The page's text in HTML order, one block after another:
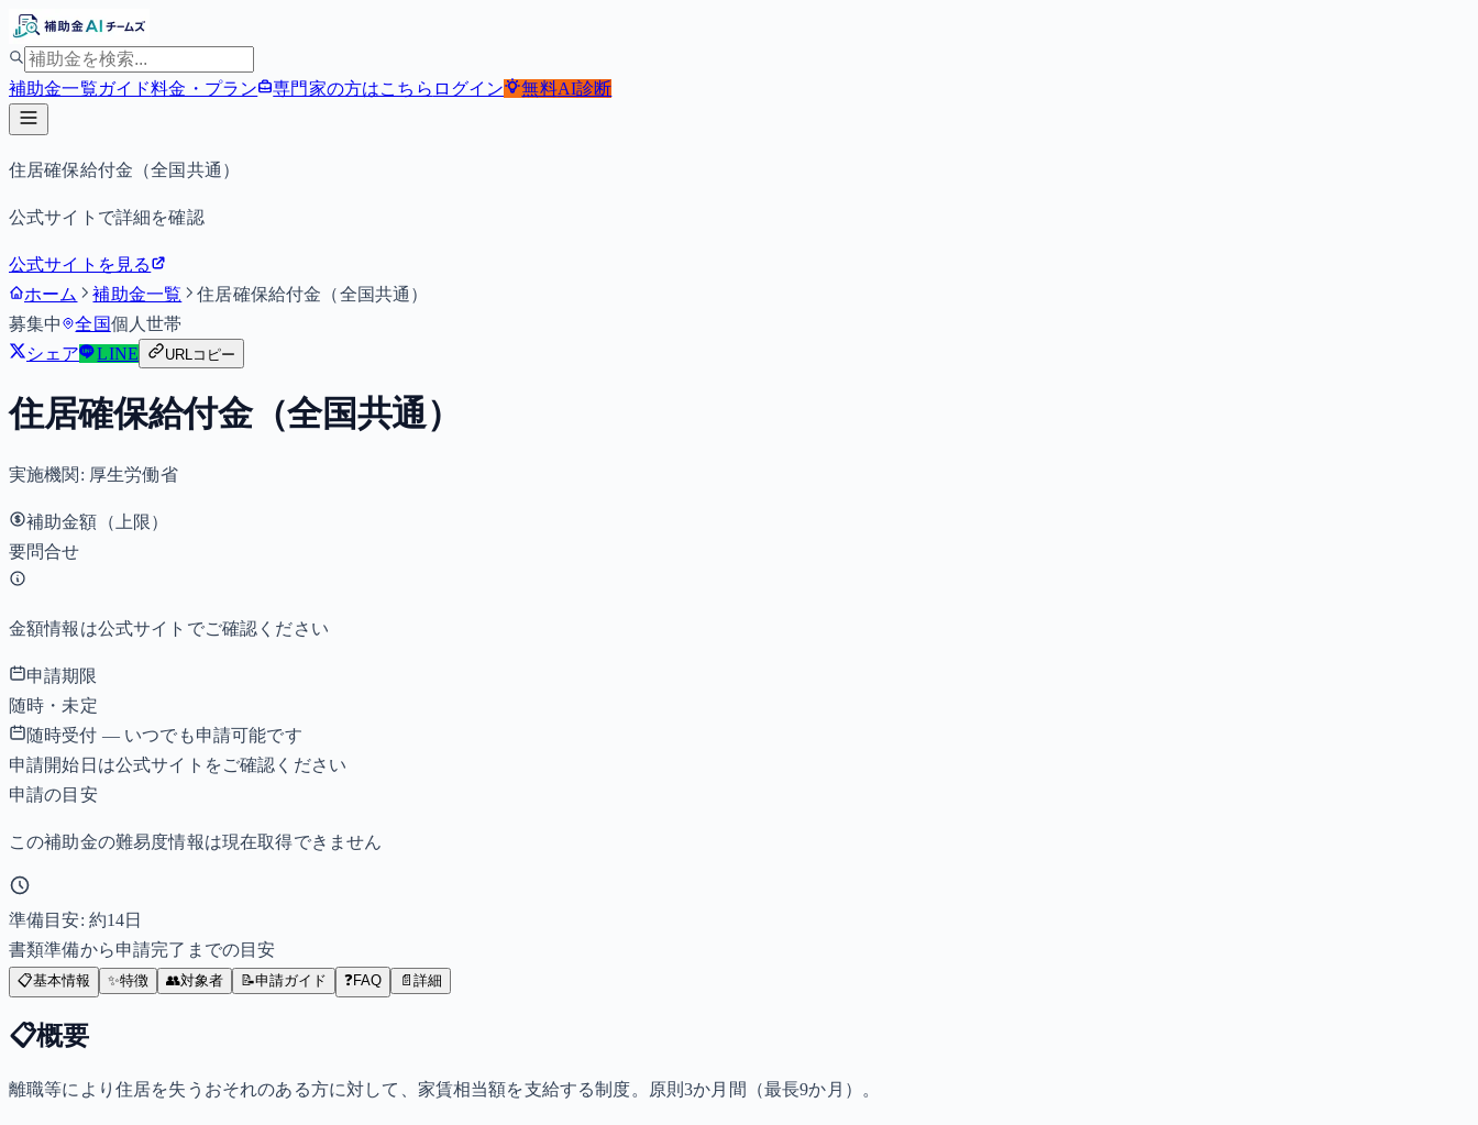
補助金一覧ガイド料金・プラン 専門家の方はこちら ログイン 無料AI診断
住居確保給付金（全国共通）
公式サイトで詳細を確認
公式サイトを見る
ホーム
補助金一覧
住居確保給付金（全国共通）
募集中
全国個人世帯
シェア
LINE URLコピー
住居確保給付金（全国共通）
実施機関: 厚生労働省
補助金額（上限）
要問合せ
金額情報は公式サイトでご確認ください
申請期限
随時・未定
随時受付 — いつでも申請可能です
申請開始日は公式サイトをご確認ください
申請の目安
この補助金の難易度情報は現在取得できません
準備目安: 約14日
書類準備から申請完了までの目安
📋基本情報 ✨特徴 👥対象者 📝申請ガイド ❓FAQ 📄 詳細
📋概要
離職等により住居を失うおそれのある方に対して、家賃相当額を支給する制度。原則3か月間（最長9か月）。